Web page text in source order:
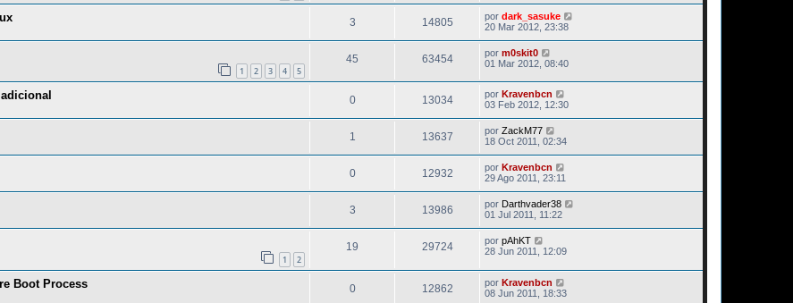
3 14805 por dark_sasuke
20 Mar 2012, 23:38
1 2 3 4 5
45 63454 por m0skit0
01 Mar 2012, 08:40
0 13034 por Kravenbcn
03 Feb 2012, 12:30
1 13637 por ZackM77
18 Oct 2011, 02:34
0 12932 por Kravenbcn
29 Ago 2011, 23:11
3 13986 por Darthvader38
01 Jul 2011, 11:22
1 2
19 29724 por pAhKT
28 Jun 2011, 12:09
Boot Process 0 12862 por Kravenbcn
08 Jun 2011, 18:33